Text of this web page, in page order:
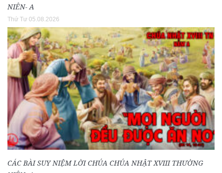
NIÊN- A
Thứ Tư 05.08.2026
CÁC BÀI SUY NIỆM LỜI CHÚA CHÚA NHẬT XVIII THƯỜNG